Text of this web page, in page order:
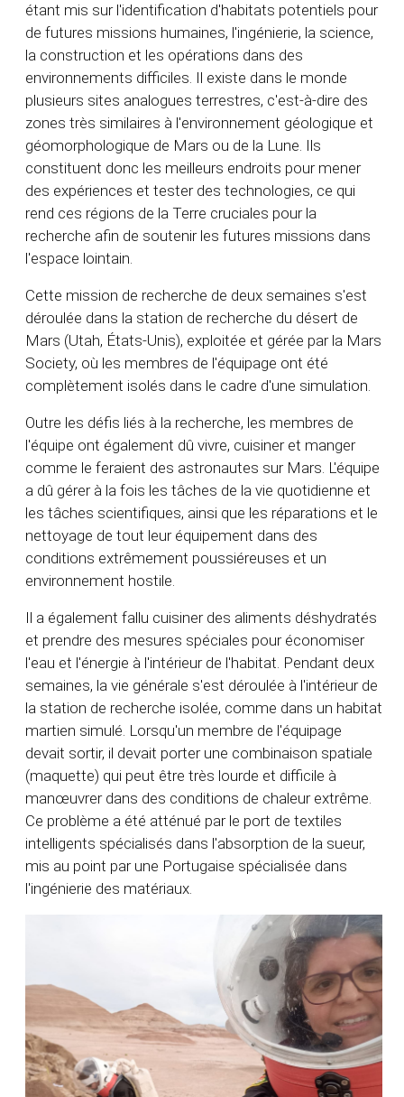
étant mis sur l'identification d'habitats potentiels pour
de futures missions humaines, l'ingénierie, la science,
la construction et les opérations dans des
environnements difficiles. Il existe dans le monde
plusieurs sites analogues terrestres, c'est-à-dire des
zones très similaires à l'environnement géologique et
géomorphologique de Mars ou de la Lune. Ils
constituent donc les meilleurs endroits pour mener
des expériences et tester des technologies, ce qui
rend ces régions de la Terre cruciales pour la
recherche afin de soutenir les futures missions dans
l'espace lointain.
Cette mission de recherche de deux semaines s'est
déroulée dans la station de recherche du désert de
Mars (Utah, États-Unis), exploitée et gérée par la Mars
Society, où les membres de l'équipage ont été
complètement isolés dans le cadre d'une simulation.
Outre les défis liés à la recherche, les membres de
l'équipe ont également dû vivre, cuisiner et manger
comme le feraient des astronautes sur Mars. L'équipe
a dû gérer à la fois les tâches de la vie quotidienne et
les tâches scientifiques, ainsi que les réparations et le
nettoyage de tout leur équipement dans des
conditions extrêmement poussiéreuses et un
environnement hostile.
Il a également fallu cuisiner des aliments déshydratés
et prendre des mesures spéciales pour économiser
l'eau et l'énergie à l'intérieur de l'habitat. Pendant deux
semaines, la vie générale s'est déroulée à l'intérieur de
la station de recherche isolée, comme dans un habitat
martien simulé. Lorsqu'un membre de l'équipage
devait sortir, il devait porter une combinaison spatiale
(maquette) qui peut être très lourde et difficile à
manœuvrer dans des conditions de chaleur extrême.
Ce problème a été atténué par le port de textiles
intelligents spécialisés dans l'absorption de la sueur,
mis au point par une Portugaise spécialisée dans
l'ingénierie des matériaux.